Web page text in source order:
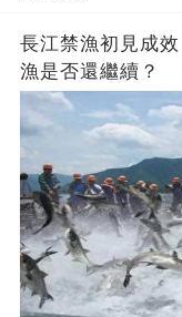
長江禁漁初見成
漁是否還繼續？